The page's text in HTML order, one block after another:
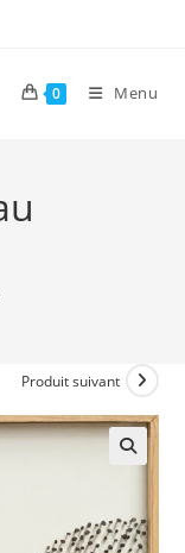
0 Menu
Produit suivant